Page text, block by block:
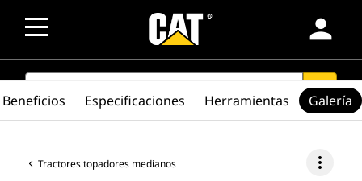
person
SEARCH search
Tractores topadores medianos more_vert
Beneficios Especificaciones Herramientas Galería